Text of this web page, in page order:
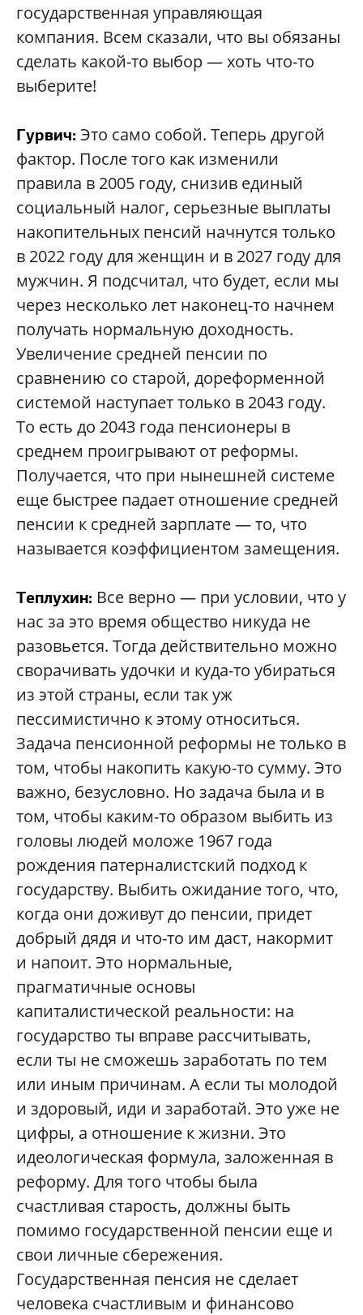
государственная управляющая
компания. Всем сказали, что вы обязаны
сделать какой-то выбор — хоть что-то
выберите!
Гурвич:Это само собой. Теперь другой
фактор. После того как изменили
правила в 2005 году, снизив единый
социальный налог, серьезные выплаты
накопительных пенсий начнутся только
в 2022 году для женщин и в 2027 году для
мужчин. Я подсчитал, что будет, если мы
через несколько лет наконец-то начнем
получать нормальную доходность.
Увеличение средней пенсии по
сравнению со старой, дореформенной
системой наступает только в 2043 году.
То есть до 2043 года пенсионеры в
среднем проигрывают от реформы.
Получается, что при нынешней системе
еще быстрее падает отношение средней
пенсии к средней зарплате — то, что
называется коэффициентом замещения.
Теплухин: Все верно — при условии, что у
нас за это время общество никуда не
разовьется. Тогда действительно можно
сворачивать удочки и куда-то убираться
из этой страны, если так уж
пессимистично к этому относиться.
Задача пенсионной реформы не только в
том, чтобы накопить какую-то сумму. Это
важно, безусловно. Но задача была и в
том, чтобы каким-то образом выбить из
головы людей моложе 1967 года
рождения патерналистский подход к
государству. Выбить ожидание того, что,
когда они доживут до пенсии, придет
добрый дядя и что-то им даст, накормит
и напоит. Это нормальные,
прагматичные основы
капиталистической реальности: на
государство ты вправе рассчитывать,
если ты не сможешь заработать по тем
или иным причинам. А если ты молодой
и здоровый, иди и заработай. Это уже не
цифры, а отношение к жизни. Это
идеологическая формула, заложенная в
реформу. Для того чтобы была
счастливая старость, должны быть
помимо государственной пенсии еще и
свои личные сбережения.
Государственная пенсия не сделает
человека счастливым и финансово